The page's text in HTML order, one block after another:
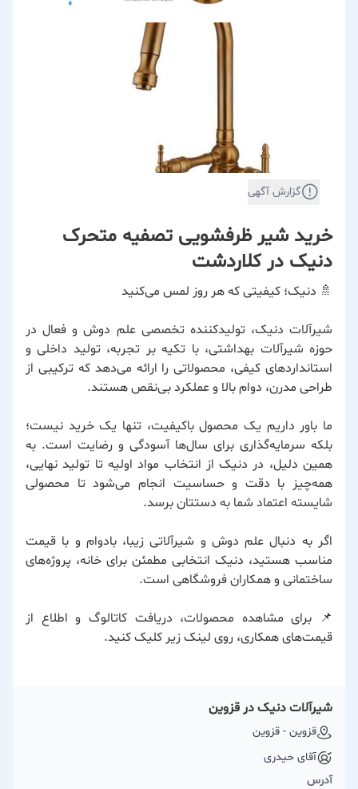
گزارش آگهی
خرید شیر ظرفشویی تصفیه متحرک
دنیک در کلاردشت
🚿 دنیک؛ کیفیتی که هر روز لمس می‌کنید
شیرآلات دنیک، تولیدکننده تخصصی علم دوش و فعال در
حوزه شیرآلات بهداشتی، با تکیه بر تجربه، تولید داخلی و
استانداردهای کیفی، محصولاتی را ارائه می‌دهد که ترکیبی از
طراحی مدرن، دوام بالا و عملکرد بی‌نقص هستند.
ما باور داریم یک محصول باکیفیت، تنها یک خرید نیست؛
بلکه سرمایه‌گذاری برای سال‌ها آسودگی و رضایت است. به
همین دلیل، در دنیک از انتخاب مواد اولیه تا تولید نهایی،
همه‌چیز با دقت و حساسیت انجام می‌شود تا محصولی
شایسته اعتماد شما به دستتان برسد.
اگر به دنبال علم دوش و شیرآلاتی زیبا، بادوام و با قیمت
مناسب هستید، دنیک انتخابی مطمئن برای خانه، پروژه‌های
ساختمانی و همکاران فروشگاهی است.
📌 برای مشاهده محصولات، دریافت کاتالوگ و اطلاع از
قیمت‌های همکاری، روی لینک زیر کلیک کنید.
شیرآلات دنیک در قزوین
قزوین - قزوین
آقای حیدری
آدرس